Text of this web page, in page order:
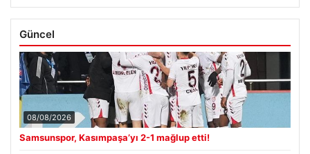
Güncel
08/08/2026
Samsunspor, Kasımpaşa’yı 2-1 mağlup etti!